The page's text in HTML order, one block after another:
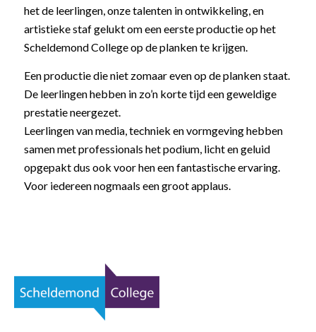
het de leerlingen, onze talenten in ontwikkeling, en
artistieke staf gelukt om een eerste productie op het
Scheldemond College op de planken te krijgen.
Een productie die niet zomaar even op de planken staat.
De leerlingen hebben in zo’n korte tijd een geweldige
prestatie neergezet.
Leerlingen van media, techniek en vormgeving hebben
samen met professionals het podium, licht en geluid
opgepakt dus ook voor hen een fantastische ervaring.
Voor iedereen nogmaals een groot applaus.